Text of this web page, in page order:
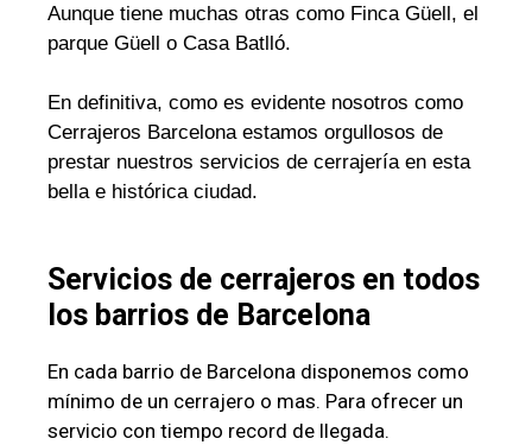
Aunque tiene muchas otras como Finca Güell, el
parque Güell o Casa Batlló.
En definitiva, como es evidente nosotros como
Cerrajeros Barcelona estamos orgullosos de
prestar nuestros servicios de cerrajería en esta
bella e histórica ciudad.
Servicios de cerrajeros en todos
los barrios de Barcelona
En cada barrio de Barcelona disponemos como
mínimo de un cerrajero o mas. Para ofrecer un
servicio con tiempo record de llegada.